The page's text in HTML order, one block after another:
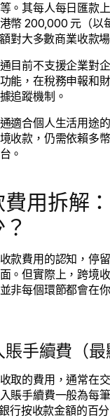
。其每人每日匯款
幣 200,000 元（以
對大多數商業收款
目前不支援企業對
能，在稅務申報和
追蹤機制。
適合個人生活用途
收款，仍需依賴多
。
費用拆解
款費用的認知，停
。但實際上，跨境
非每個環節都會在
手續費（最
取的費用，通常在
賬手續費一般為每
行按收款金額的百